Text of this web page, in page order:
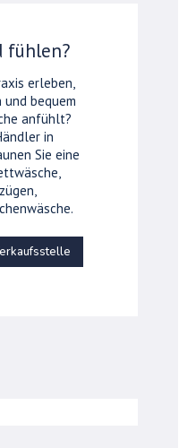
fühlen?
erleben,
bequem
anfühlt?
in
Sie eine